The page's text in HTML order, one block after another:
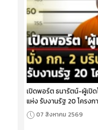
เปิดพอร์ต ธนารัตน์-ผู้เปิ
แห่ง รับงานรัฐ 20 โครงก
07 สิงหาคม 2569